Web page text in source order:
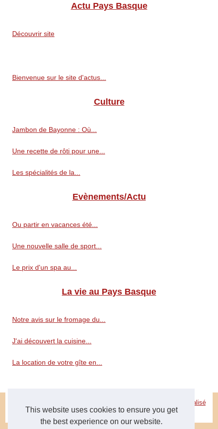
This website uses cookies to ensure you get
the best experience on our website.
Actu Pays Basque
Découvrir site
Bienvenue sur le site d'actus...
Culture
Jambon de Bayonne : Où...
Une recette de rôti pour une...
Les spécialités de la...
Evènements/Actu
Ou partir en vacances été...
Une nouvelle salle de sport...
Le prix d'un spa au...
La vie au Pays Basque
Notre avis sur le fromage du...
J'ai découvert la cuisine...
La location de votre gîte en...
Site réalisé
avec SPIP|Espace Privé